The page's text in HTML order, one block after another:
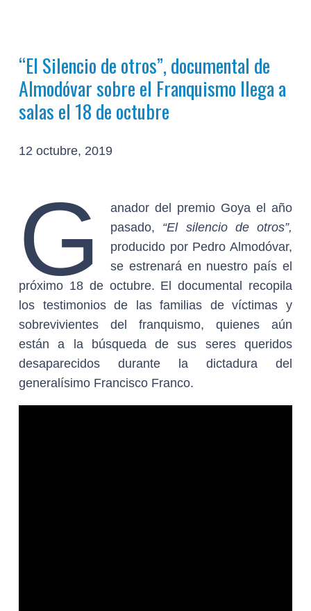
“El Silencio de otros”, documental de
Almodóvar sobre el Franquismo llega a
salas el 18 de octubre
12 octubre, 2019
G
anador del premio Goya el año
pasado, “El silencio de otros”,
producido por Pedro Almodóvar,
se estrenará en nuestro país el
próximo 18 de octubre. El documental recopila
los testimonios de las familias de víctimas y
sobrevivientes del franquismo, quienes aún
están a la búsqueda de sus seres queridos
desaparecidos durante la dictadura del
generalísimo Francisco Franco.